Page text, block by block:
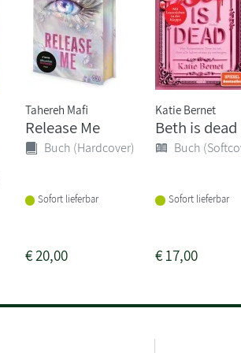
Tahereh Mafi
Release Me
Buch (Hardcover)
Sofort lieferbar
€20,00
Katie Bernet
Beth is dead
Buch
Sofort lieferbar
€17,00